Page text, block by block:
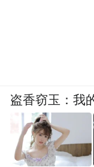
盗香窃玉：我